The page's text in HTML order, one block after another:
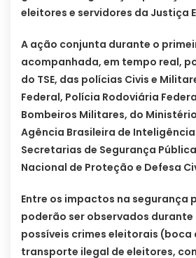
eleitores e servidores da Justiça
A ação conjunta durante o
acompanhada, em tempo real,
do TSE, das polícias Civis e
Federal, Polícia Rodoviária
Bombeiros Militares, do
Agência Brasileira de
Secretarias de Segurança
Nacional de Proteção e Defesa
Entre os impactos na segurança
poderão ser observados
possíveis crimes eleitorais (boca
transporte ilegal de eleitores,